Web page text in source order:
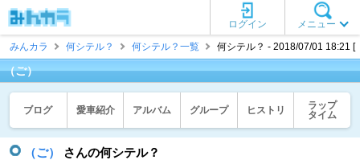
メニュー
ログイン
みんカラ
何シテル？ 何シテル？一覧 何シテル？ - 2018/07/01 18:21 [
（ご）
ブログ 愛車紹介 アルバム グループ ヒストリ
ラップ
タイム
（ご） さんの何シテル？